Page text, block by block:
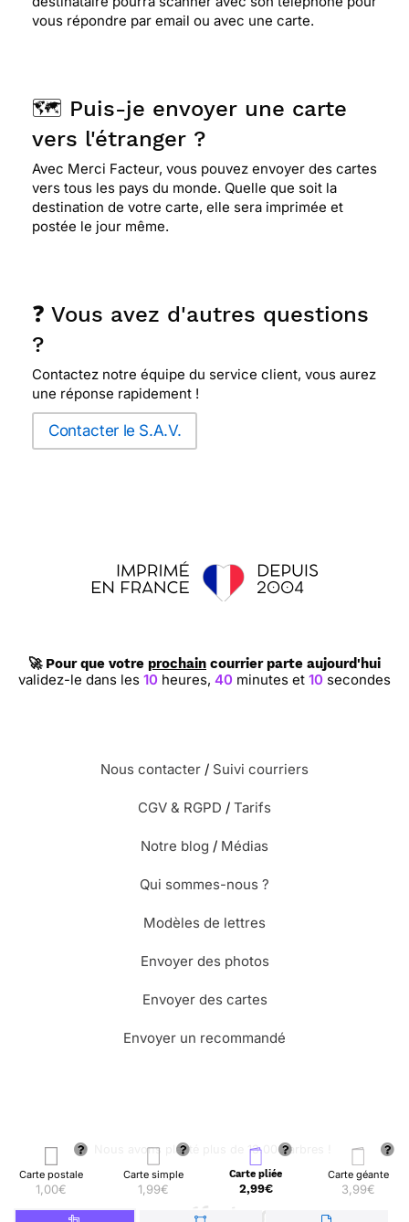
Carte postale
1,00€
Carte simple
1,99€
Carte pliée
2,99€
Carte géante
3,99€
vous répondre par email ou avec une carte.
🗺️ Puis-je envoyer une carte
vers l'étranger ?
Avec Merci Facteur, vous pouvez envoyer des cartes
vers tous les pays du monde. Quelle que soit la
destination de votre carte, elle sera imprimée et
postée le jour même.
❓ Vous avez d'autres questions
?
Contactez notre équipe du service client, vous aurez
une réponse rapidement !
Contacter le S.A.V.
🚀 Pour que votre prochain courrier parte aujourd'hui
validez-le dans les 10 heures, 40 minutes et 10 secondes
Nous contacter / Suivi courriers
CGV & RGPD / Tarifs
Notre blog / Médias
Qui sommes-nous ?
Modèles de lettres
Envoyer des photos
Envoyer des cartes
Envoyer un recommandé
🌳 Nous avons planté plus de 13.000 arbres !